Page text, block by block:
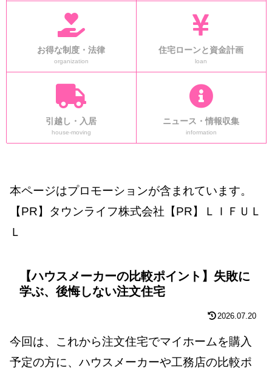
お得な制度・法律
organization
住宅ローンと資金計画
loan
引越し・入居
house-moving
ニュース・情報収集
information
本ページはプロモーションが含まれています。
【PR】タウンライフ株式会社【PR】ＬＩＦＵＬ
Ｌ
【ハウスメーカーの比較ポイント】失敗に
学ぶ、後悔しない注文住宅
2026.07.20
今回は、これから注文住宅でマイホームを購入
予定の方に、ハウスメーカーや工務店の比較ポ